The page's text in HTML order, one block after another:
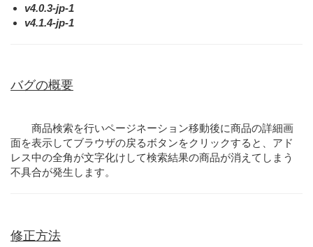
v4.0.3-jp-1
v4.1.4-jp-1
バグの概要
商品検索を行いページネーション移動後に商品の詳細画
面を表示してブラウザの戻るボタンをクリックすると、アド
レス中の全角が文字化けして検索結果の商品が消えてしまう
不具合が発生します。
修正方法